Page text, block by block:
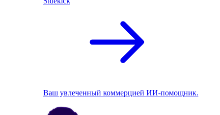
Ваш увлеченный коммерцией ИИ-помощник.